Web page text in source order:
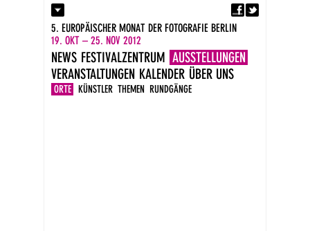
Kontakt
Presse
Impressum
DE
EN
5. EUROPÄISCHER MONAT DER FOTOGRAFIE BERLIN
19. OKT – 25. NOV 2012
NEWS FESTIVALZENTRUM AUSSTELLUNGEN
ORTE KÜNSTLER THEMEN RUNDGÄNGE
VERANSTALTUNGEN KALENDER ÜBER UNS